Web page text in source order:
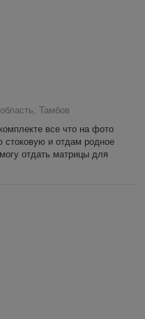
Тамбов
все что на фото
стоковую и отдам родное
отдать матрицы для